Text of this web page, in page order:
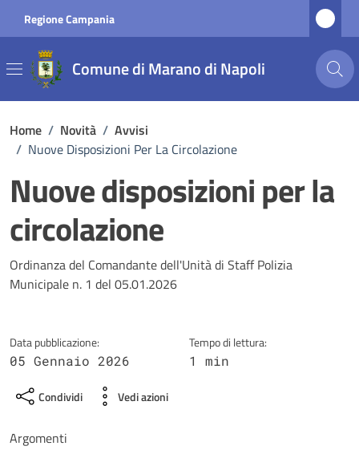
Regione Campania
Comune di Marano di Napoli
Home / Novità / Avvisi
/ Nuove Disposizioni Per La Circolazione
Nuove disposizioni per la
circolazione
Dettagli della notizia
Ordinanza del Comandante dell'Unità di Staff Polizia
Municipale n. 1 del 05.01.2026
Data pubblicazione:
05 Gennaio 2026
Tempo di lettura:
1 min
Condividi Vedi azioni
Argomenti